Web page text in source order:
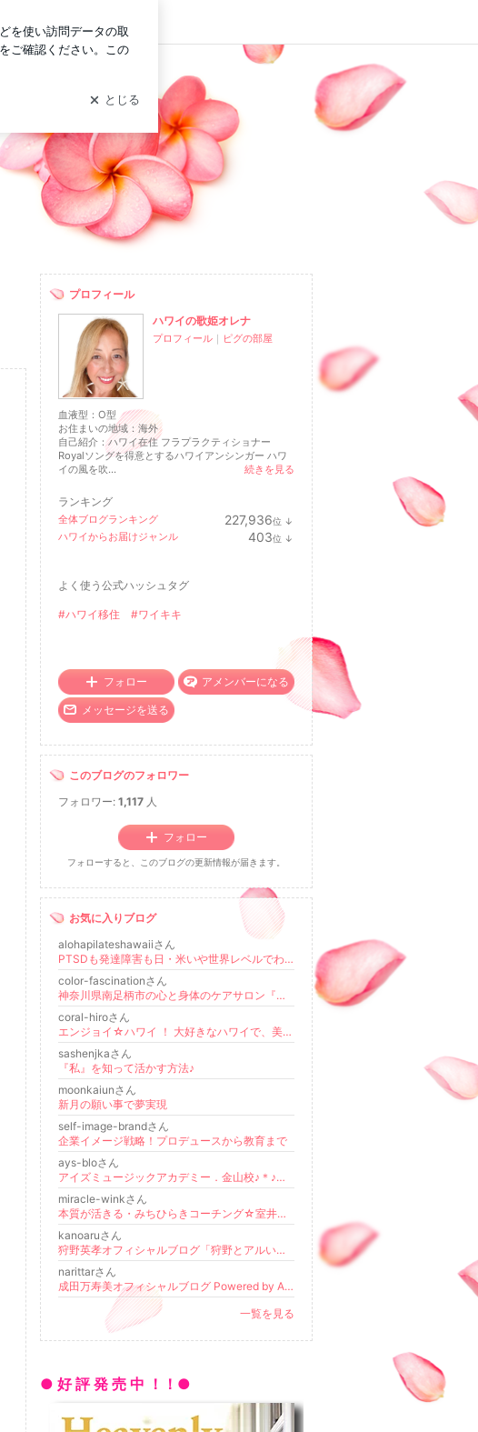
ログイン
プロフィール
ハワイの歌姫オレナ
プロフィール ｜ ピグの部屋
血液型： O型
お住まいの地域： 海外
自己紹介：ハワイ在住 フラプラクティショナー
Royalソングを得意とするハワイアンシンガー ハワ
イの風を吹...
続きを見る
ランキング
全体ブログランキング 227,936位 ↓
ハワイからお届けジャンル 403位 ↓
よく使う公式ハッシュタグ
#ハワイ移住 #ワイキキ
フォロー アメンバーになる
メッセージを送る
このブログのフォロワー
フォロワー: 1,117 人
フォロー
フォローすると、このブログの更新情報が届きます。
お気に入りブログ
alohapilateshawaiiさん
PTSDも発達障害も日・米いや世界レベルでわからないことだらけのブログ
color-fascinationさん
神奈川県南足柄市の心と身体のケアサロン『ふぅの森』オフィシャルブログ
coral-hiroさん
エンジョイ☆ハワイ ！ 大好きなハワイで、美味しい休日
sashenjkaさん
『私』を知って活かす方法♪
moonkaiunさん
新月の願い事で夢実現
self-image-brandさん
企業イメージ戦略！プロデュースから教育まで
ays-bloさん
アイズミュージックアカデミー．金山校♪＊♪＊♪＊♪＊♪＊♪アイズボーカルスクール名古屋駅前校♪＊♪ スタッフブログ
miracle-winkさん
本質が活きる・みちひらきコーチング☆室井奈実
kanoaruさん
狩野英孝オフィシャルブログ「狩野とアルいてく」Powered by Ameba
narittarさん
成田万寿美オフィシャルブログ Powered by Ameba
一覧を見る
● 好 評 発 売 中 ！！●